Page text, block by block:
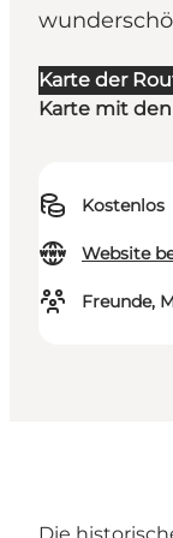
Karte der
Karte mit
Kostenlos
Website
Freunde,